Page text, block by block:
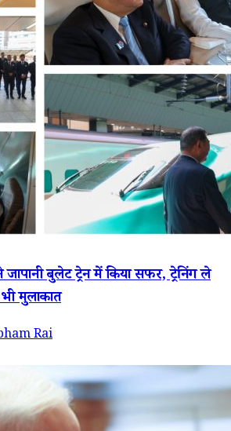
बुलेट ट्रेन में किया सफर, ट्रेनिंग ले
मुलाकात
Rai